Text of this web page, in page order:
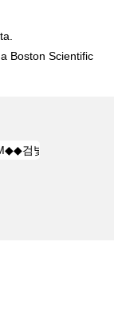
Boston Scientific